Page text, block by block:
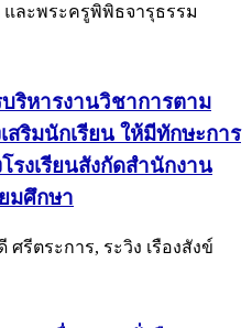
ละพระครูพิพิธจารุธรรม
ริหารงานวิชาการตาม
สริมนักเรียน ให้มีทักษะการ
รงเรียนสังกัดสำนักงาน
มศึกษา
รีตระการ, ระวิง เรืองสังข์